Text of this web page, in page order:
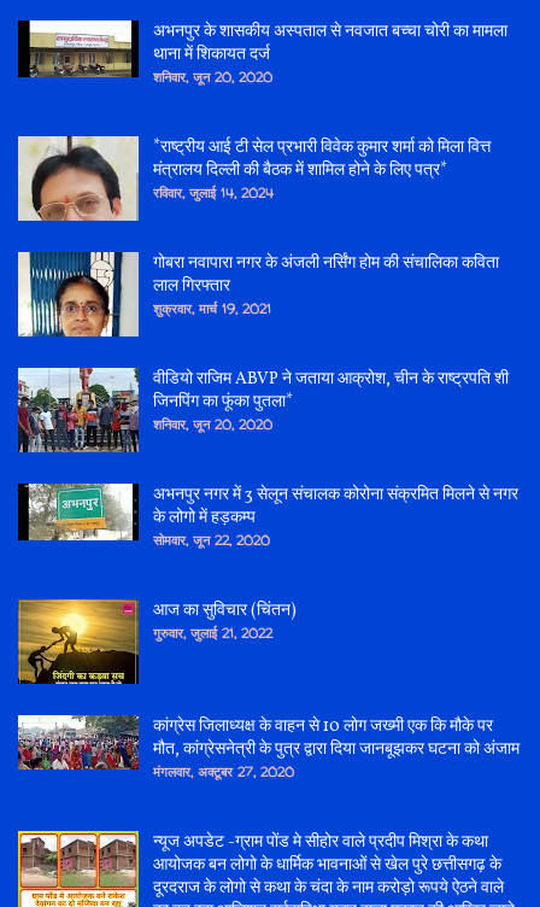
अभनपुर के शासकीय अस्पताल से नवजात बच्चा चोरी का मामला
थाना में शिकायत दर्ज
शनिवार, जून 20, 2020
*राष्ट्रीय आई टी सेल प्रभारी विवेक कुमार शर्मा को मिला वित्त
मंत्रालय दिल्ली की बैठक में शामिल होने के लिए पत्र*
रविवार, जुलाई 14, 2024
गोबरा नवापारा नगर के अंजली नर्सिंग होम की संचालिका कविता
लाल गिरफ्तार
शुक्रवार, मार्च 19, 2021
वीडियो राजिम ABVP ने जताया आक्रोश, चीन के राष्ट्रपति शी
जिनपिंग का फूंका पुतला*
शनिवार, जून 20, 2020
अभनपुर नगर में 3 सेलून संचालक कोरोना संक्रमित मिलने से नगर
के लोगो में हड़कम्प
सोमवार, जून 22, 2020
आज का सुविचार (चिंतन)
गुरुवार, जुलाई 21, 2022
कांग्रेस जिलाध्यक्ष के वाहन से 10 लोग जख्मी एक कि मौके पर
मौत, कांग्रेसनेत्री के पुत्र द्वारा दिया जानबूझकर घटना को अंजाम
मंगलवार, अक्टूबर 27, 2020
न्यूज अपडेट -ग्राम पोंड मे सीहोर वाले प्रदीप मिश्रा के कथा
आयोजक बन लोगो के धार्मिक भावनाओं से खेल पुरे छत्तीसगढ़ के
दूरदराज के लोगो से कथा के चंदा के नाम करोड़ो रूपये ऐठने वाले